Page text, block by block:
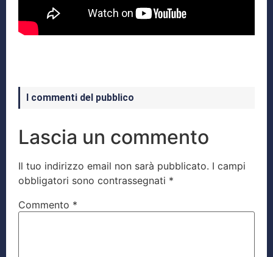
I commenti del pubblico
Lascia un commento
Il tuo indirizzo email non sarà pubblicato. I campi
obbligatori sono contrassegnati *
Commento *